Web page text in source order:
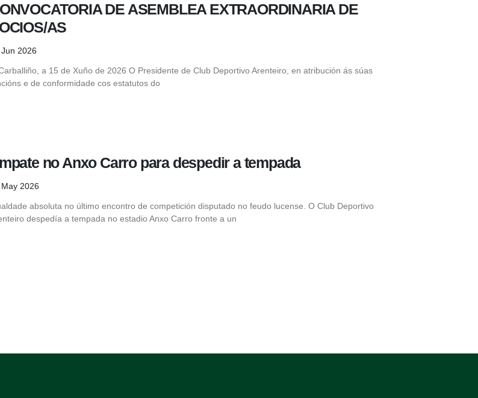
DE ASEMBLEA EXTRAORDINARIA DE
AS
2026
a 15 de Xuño de 2026 O Presidente de Club Deportivo Arenteiro, en atribución ás súas
e de conformidade cos estatutos do
no Anxo Carro para despedir a tempada
2026
absoluta no último encontro de competición disputado no feudo lucense. O Club Deportivo
despedía a tempada no estadio Anxo Carro fronte a un